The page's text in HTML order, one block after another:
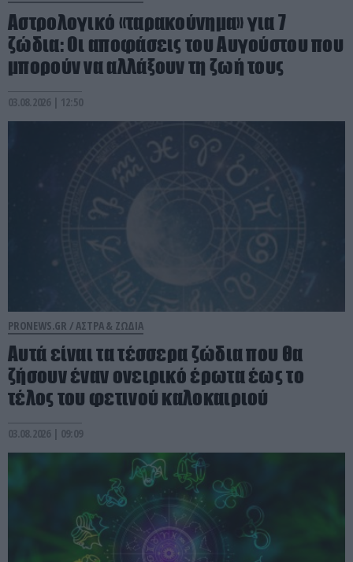
Αστρολογικό «ταρακούνημα» για 7
ζώδια: Οι αποφάσεις του Αυγούστου που
μπορούν να αλλάξουν τη ζωή τους
03.08.2026 | 12:50
PRONEWS.GR / ΑΣΤΡΑ & ΖΩΔΙΑ
Αυτά είναι τα τέσσερα ζώδια που θα
ζήσουν έναν ονειρικό έρωτα έως το
τέλος του φετινού καλοκαιριού
03.08.2026 | 09:09